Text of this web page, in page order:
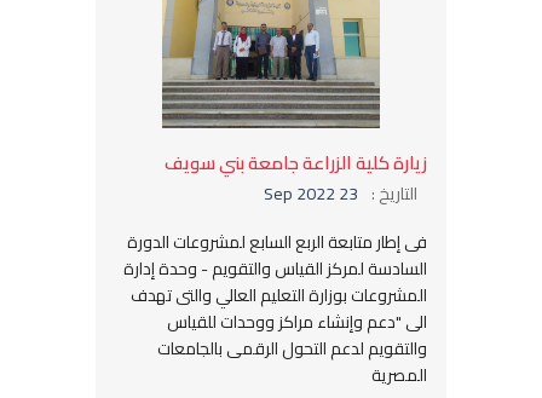
زيارة كلية الزراعة جامعة بني سويف
التاريخ : 23 Sep 2022
فى إطار متابعة الربع السابع لمشروعات الدورة
السادسة لمركز القياس والتقويم - وحدة إدارة
المشروعات بوزارة التعليم العالي والتى تهدف
الى "دعم وإنشاء مراكز ووحدات للقياس
والتقويم لدعم التحول الرقمى بالجامعات
المصرية